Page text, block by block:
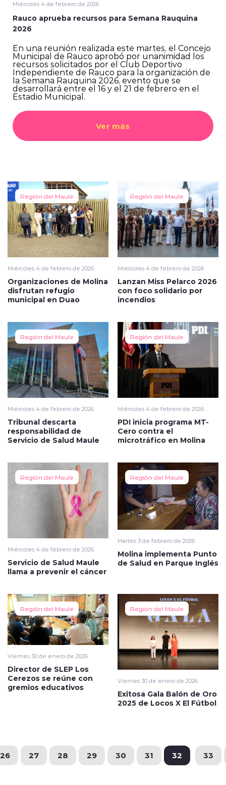
Miércoles 4 de febrero de 2026
Rauco aprueba recursos para Semana Rauquina
2026
En una reunión realizada este martes, el Concejo
Municipal de Rauco aprobó por unanimidad los
recursos solicitados por el Club Deportivo
Independiente de Rauco para la organización de
la Semana Rauquina 2026, evento que se
desarrollará entre el 16 y el 21 de febrero en el
Estadio Municipal.
Ver más
Región del Maule
Miércoles 4 de febrero de 2026
Organizaciones de Molina
disfrutan refugio
municipal en Duao
Región del Maule
Miércoles 4 de febrero de 2026
Lanzan Miss Pelarco 2026
con foco solidario por
incendios
Región del Maule
Miércoles 4 de febrero de 2026
Tribunal descarta
responsabilidad de
Servicio de Salud Maule
Región del Maule
Miércoles 4 de febrero de 2026
PDI inicia programa MT-
Cero contra el
microtráfico en Molina
Región del Maule
Miércoles 4 de febrero de 2026
Servicio de Salud Maule
llama a prevenir el cáncer
Región del Maule
Martes 3 de febrero de 2026
Molina implementa Punto
de Salud en Parque Inglés
Región del Maule
Viernes 30 de enero de 2026
Director de SLEP Los
Cerezos se reúne con
gremios educativos
Región del Maule
Viernes 30 de enero de 2026
Exitosa Gala Balón de Oro
2025 de Locos X El Fútbol
26 27 28 29 30 31 32 33